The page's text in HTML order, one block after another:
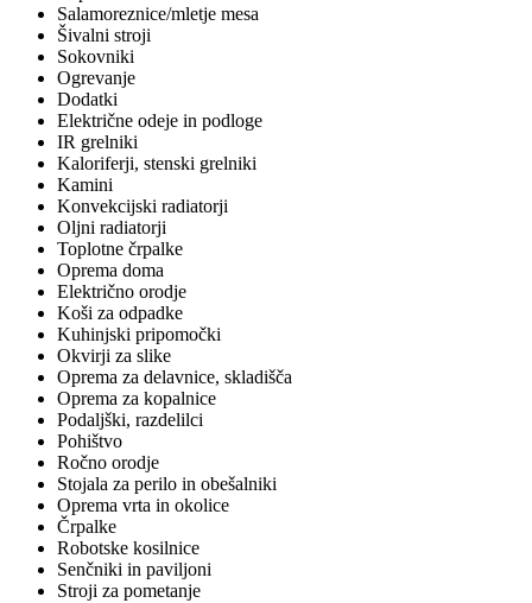
Salamoreznice/mletje mesa
Šivalni stroji
Sokovniki
Ogrevanje
Dodatki
Električne odeje in podloge
IR grelniki
Kaloriferji, stenski grelniki
Kamini
Konvekcijski radiatorji
Oljni radiatorji
Toplotne črpalke
Oprema doma
Električno orodje
Koši za odpadke
Kuhinjski pripomočki
Okvirji za slike
Oprema za delavnice, skladišča
Oprema za kopalnice
Podaljški, razdelilci
Pohištvo
Ročno orodje
Stojala za perilo in obešalniki
Oprema vrta in okolice
Črpalke
Robotske kosilnice
Senčniki in paviljoni
Stroji za pometanje